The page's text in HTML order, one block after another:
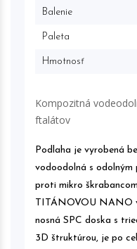
Balenie
Paleta
Hmotnosť
Kompozitná
ftalátov
Podlaha je vyrobená
vodoodolná s odolným
proti mikro
TITÁNOVOU NANO
nosná SPC doska s
3D štruktúrou, je po